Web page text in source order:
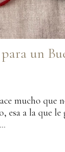
un
mucho que
esa a la que le